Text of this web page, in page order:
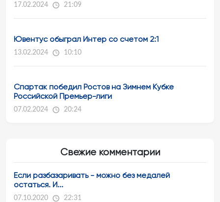
17.02.2024 21:09
Ювентус обыграл Интер со счетом 2:1
13.02.2024 10:10
Спартак победил Ростов на Зимнем Кубке
Российской Премьер-лиги
07.02.2024 20:24
Свежие комментарии
Если разбазаривать - можно без медалей
остаться. И...
07.10.2020 22:31